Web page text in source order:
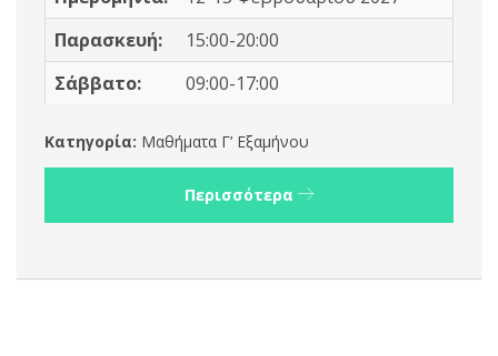
Παρασκευή:
15:00-20:00
Σάββατο:
09:00-17:00
Κατηγορία: Μαθήματα Γ’ Εξαμήνου
Περισσότερα